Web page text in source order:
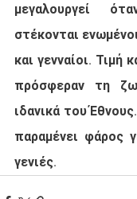
μεγαλουργεί
στέκονται
και γενναίοι. Τιμή
πρόσφεραν τη
ιδανικά του
παραμένει φάρος
γενιές.